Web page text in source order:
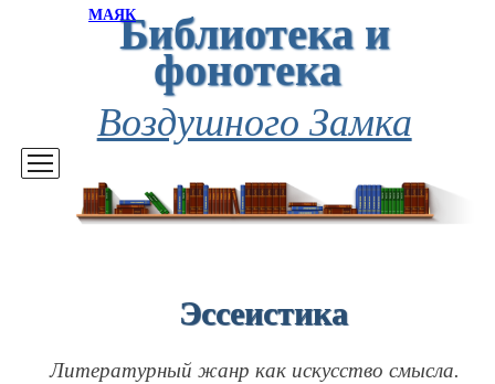
МАЯКБиблиотека и
фонотека
Воздушного Замка
Эссеистика
Литературный жанр как искусство смысла.